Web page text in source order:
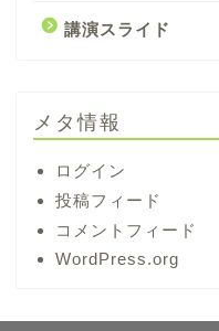
講演スライド
メタ情報
ログイン
投稿フィード
コメントフィード
WordPress.org